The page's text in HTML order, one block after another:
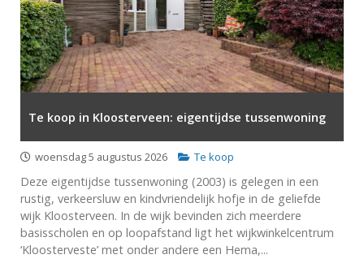
Te koop in Kloosterveen: eigentijdse tussenwoning
woensdag 5 augustus 2026 Te koop
Deze eigentijdse tussenwoning (2003) is gelegen in een
rustig, verkeersluw en kindvriendelijk hofje in de geliefde
wijk Kloosterveen. In de wijk bevinden zich meerdere
basisscholen en op loopafstand ligt het wijkwinkelcentrum
‘Kloosterveste’ met onder andere een Hema,...